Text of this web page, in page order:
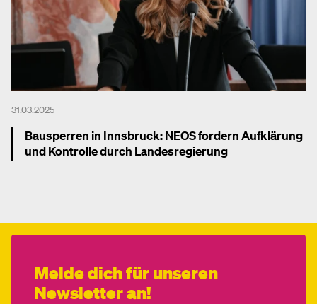
31.03.2025
Bausperren in Innsbruck: NEOS fordern Aufklärung
und Kontrolle durch Landesregierung
Melde dich für unseren
Newsletter an!